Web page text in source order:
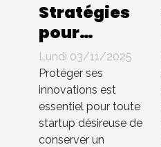
Stratégies
pour
protéger les
innovations
en startup
sans brevet
Lundi 03/11/2025
Protéger ses
innovations est
essentiel pour toute
startup désireuse de
conserver un